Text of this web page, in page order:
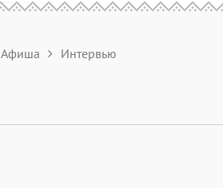
Афиша Интервью